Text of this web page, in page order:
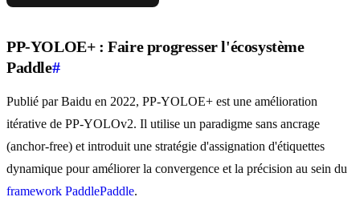
PP-YOLOE+ : Faire progresser l'écosystème
Paddle#
Publié par Baidu en 2022, PP-YOLOE+ est une amélioration
itérative de PP-YOLOv2. Il utilise un paradigme sans ancrage
(anchor-free) et introduit une stratégie d'assignation d'étiquettes
dynamique pour améliorer la convergence et la précision au sein du
framework PaddlePaddle.